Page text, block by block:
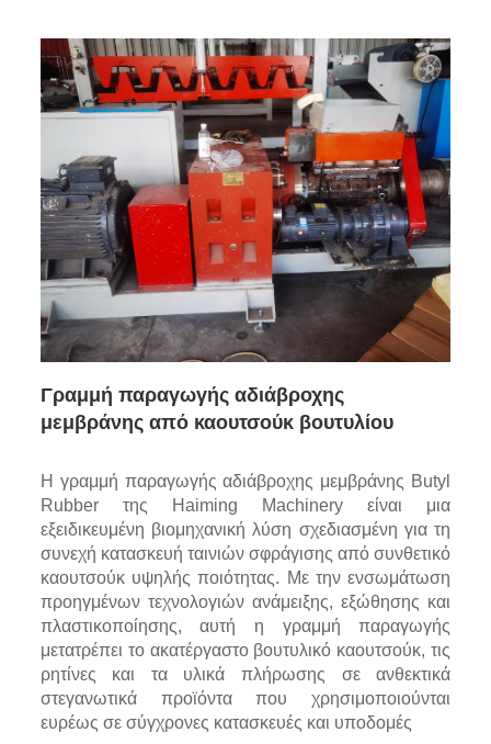
Γραμμή παραγωγής αδιάβροχης
μεμβράνης από καουτσούκ βουτυλίου
Η γραμμή παραγωγής αδιάβροχης μεμβράνης Butyl
Rubber της Haiming Machinery είναι μια
εξειδικευμένη βιομηχανική λύση σχεδιασμένη για τη
συνεχή κατασκευή ταινιών σφράγισης από συνθετικό
καουτσούκ υψηλής ποιότητας. Με την ενσωμάτωση
προηγμένων τεχνολογιών ανάμειξης, εξώθησης και
πλαστικοποίησης, αυτή η γραμμή παραγωγής
μετατρέπει το ακατέργαστο βουτυλικό καουτσούκ, τις
ρητίνες και τα υλικά πλήρωσης σε ανθεκτικά
στεγανωτικά προϊόντα που χρησιμοποιούνται
ευρέως σε σύγχρονες κατασκευές και υποδομές